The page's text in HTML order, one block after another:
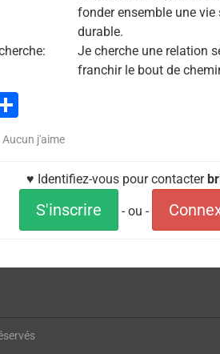
fonder ensemble une
durable.
Je cherche une relation
franchir le bout de
Share
Aucun j'aime
♥ Identifiez-vous pour contacter
S'inscrire - ou -